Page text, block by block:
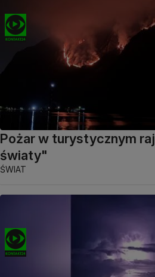
Pożar w turystycznym
światy"
ŚWIAT